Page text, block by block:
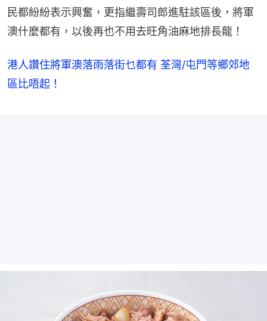
民都紛紛表示興奮，更指繼壽司郎進駐該區後，將軍
澳什麼都有，以後再也不用去旺角油麻地排長龍！
港人讚住將軍澳落雨落街乜都有 荃灣/屯門等鄉郊地
區比唔起！